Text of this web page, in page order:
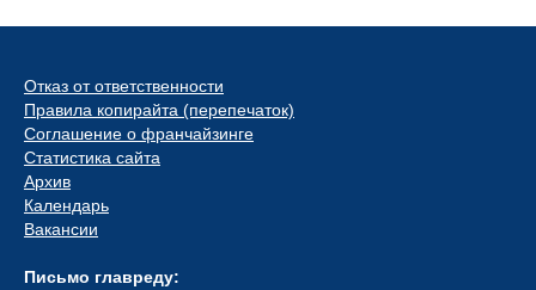
Отказ от ответственности
Правила копирайта (перепечаток)
Соглашение о франчайзинге
Статистика сайта
Архив
Календарь
Вакансии
Письмо главреду: